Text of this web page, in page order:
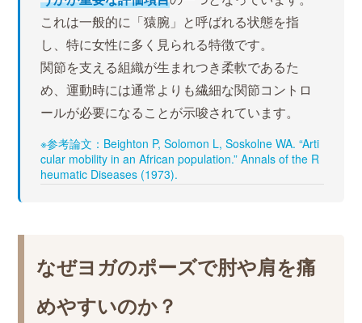
これは一般的に「猿腕」と呼ばれる状態を指
し、特に女性に多く見られる特徴です。
関節を支える組織が生まれつき柔軟であるた
め、運動時には通常よりも繊細な関節コントロ
ールが必要になることが示唆されています。
※参考論文：Beighton P, Solomon L, Soskolne WA. “Arti
cular mobility in an African population.” Annals of the R
heumatic Diseases (1973).
なぜヨガのポーズで肘や肩を痛
めやすいのか？